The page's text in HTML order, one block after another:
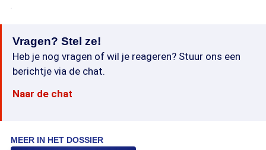
Vragen? Stel ze!
Heb je nog vragen of wil je reageren? Stuur ons een
berichtje via de chat.
Naar de chat
MEER IN HET DOSSIER